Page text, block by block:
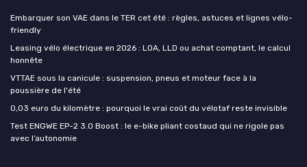
Embarquer son VAE dans le TER cet été : règles, astuces et lignes vélo-
friendly
Leasing vélo électrique en 2026 : LOA, LLD ou achat comptant, le calcul
honnête
VTTAE sous la canicule : suspension, pneus et moteur face à la
poussière de l'été
0,03 euro du kilomètre : pourquoi le vrai coût du vélotaf reste invisible
Test ENGWE EP-2 3.0 Boost : le e-bike pliant costaud qui ne rigole pas
avec l’autonomie